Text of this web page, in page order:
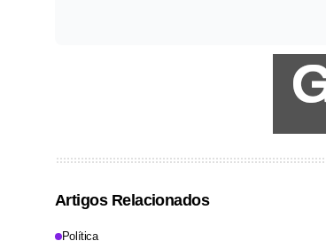
Artigos Relacionados
Política